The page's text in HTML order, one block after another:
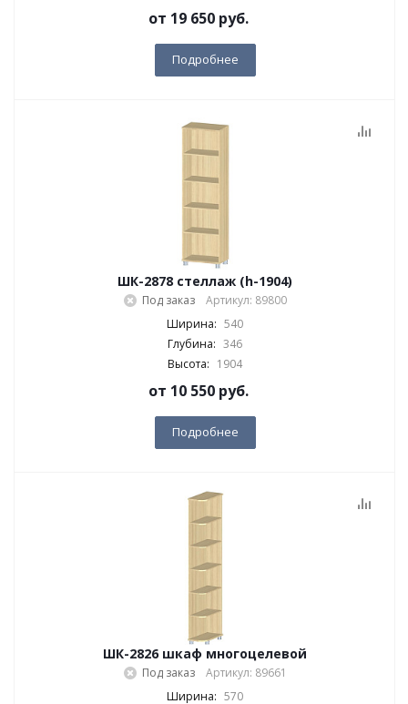
от 19 650 руб.
Подробнее
ШК-2878 стеллаж (h-1904)
Под заказ
Артикул: 89800
Ширина: 540
Глубина: 346
Высота: 1904
от 10 550 руб.
Подробнее
ШК-2826 шкаф многоцелевой
Под заказ
Артикул: 89661
Ширина: 570